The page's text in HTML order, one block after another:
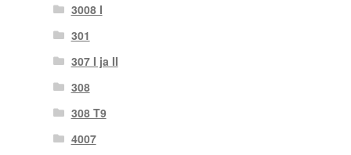
3008 I
301
307 I ja II
308
308 T9
4007